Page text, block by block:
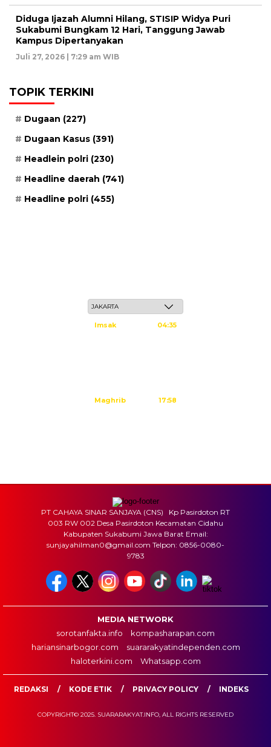
Diduga Ijazah Alumni Hilang, STISIP Widya Puri
Sukabumi Bungkam 12 Hari, Tanggung Jawab
Kampus Dipertanyakan
Juli 27, 2026 | 7:29 am WIB
TOPIK TERKINI
Dugaan (227)
Dugaan Kasus (391)
Headlein polri (230)
Headline daerah (741)
Headline polri (455)
Imsak 04:35
Maghrib 17:58
PT CAHAYA SINAR SANJAYA (CNS) Kp Pasirdoton RT
003 RW 002 Desa Pasirdoton Kecamatan Cidahu
Kabupaten Sukabumi Jawa Barat Email:
sunjayahilman0@gmail.com Telpon: 0856-0080-
9783
MEDIA NETWORK
sorotanfakta.info
kompasharapan.com
hariansinarbogor.com
suararakyatindependen.com
haloterkini.com
Whatsapp.com
REDAKSI KODE ETIK PRIVACY POLICY INDEKS
COPYRIGHT© 2025. SUARARAKYAT.INFO, ALL RIGHTS RESERVED